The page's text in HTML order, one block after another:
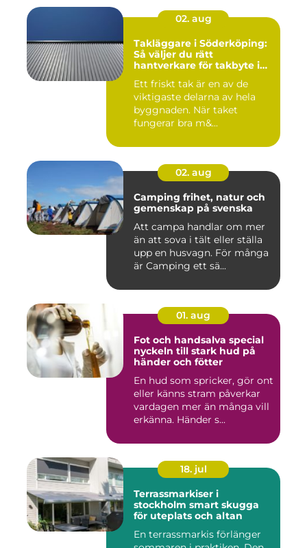
02. aug
Takläggare i Söderköping:
Så väljer du rätt
hantverkare för takbyte i
Ett friskt tak är en av de
viktigaste delarna av hela
byggnaden. När taket
fungerar bra m&...
02. aug
Camping frihet, natur och
gemenskap på svenska
Att campa handlar om mer
än att sova i tält eller ställa
upp en husvagn. För många
är Camping ett sä...
01. aug
Fot och handsalva special
nyckeln till stark hud på
händer och fötter
En hud som spricker, gör ont
eller känns stram påverkar
vardagen mer än många vill
erkänna. Händer s...
18. jul
Terrassmarkiser i
stockholm smart skugga
för uteplats och altan
En terrassmarkis förlänger